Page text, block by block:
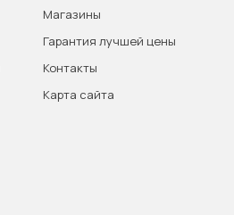
Магазины
Гарантия лучшей цены
Контакты
Карта сайта